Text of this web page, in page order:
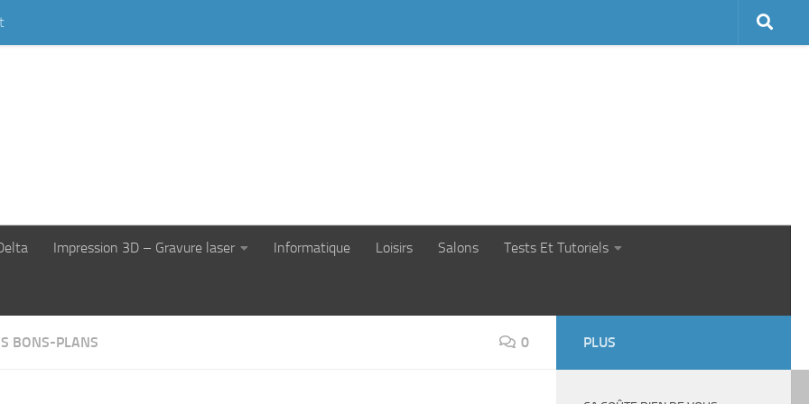
Impression 3D – Gravure laser Informatique Loisirs Salons Tests Et Tutoriels
BONS-PLANS 0 PLUS